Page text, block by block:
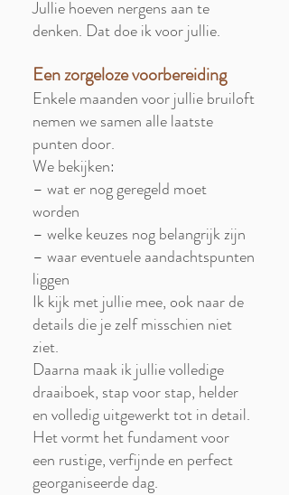
Jullie hoeven nergens aan te
denken. Dat doe ik voor jullie.
Een zorgeloze voorbereiding
Enkele maanden voor jullie bruiloft
nemen we samen alle laatste
punten door.
We bekijken:
– wat er nog geregeld moet
worden
– welke keuzes nog belangrijk zijn
– waar eventuele aandachtspunten
liggen
Ik kijk met jullie mee, ook naar de
details die je zelf misschien niet
ziet.
Daarna maak ik jullie volledige
draaiboek, stap voor stap, helder
en volledig uitgewerkt tot in detail.
Het vormt het fundament voor
een rustige, verfijnde en perfect
georganiseerde dag.